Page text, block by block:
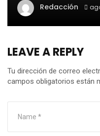
Redacción
LEAVE A REPLY
Tu dirección de correo
campos obligatorios están